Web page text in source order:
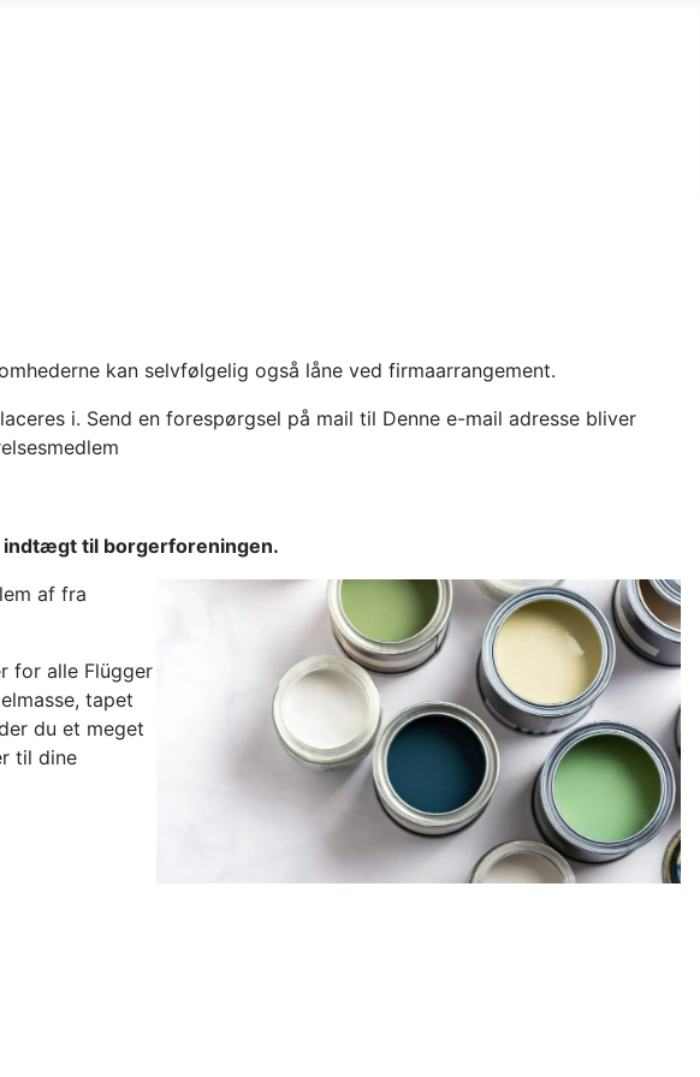
kan selvfølgelig også låne ved firmaarrangement.
i. Send en forespørgsel på mail til Denne e-mail adresse bliver
indtægt til borgerforeningen.
af fra
for alle Flügger
tapet
du et meget
til dine